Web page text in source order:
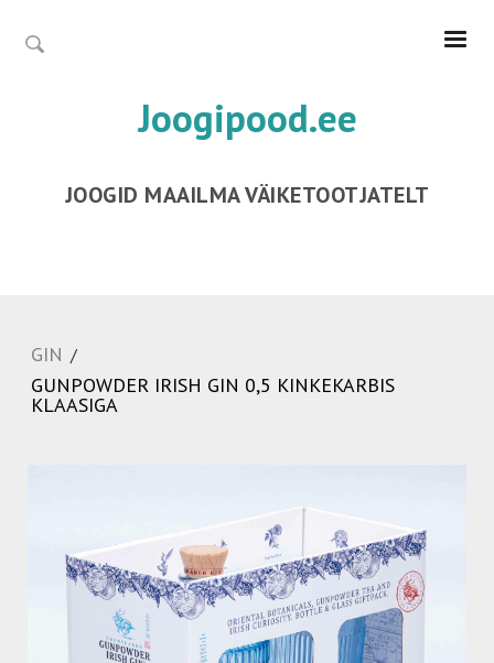
Joogipood.ee
JOOGID MAAILMA VÄIKETOOTJATELT
GIN /
GUNPOWDER IRISH GIN 0,5 KINKEKARBIS
KLAASIGA